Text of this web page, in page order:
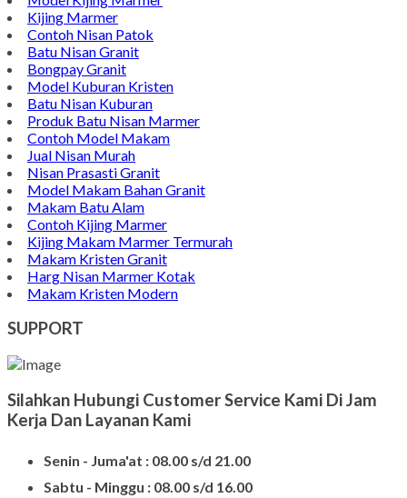
Model Plakat Vandel Unik
Contoh Vandel
Contoh Nisan Batu Kali
Batu Nisan Granit Hitam
Model Batu Nisan
Kijing Makam Marmer
Nisan Marmer
Prasasti Granit
Jual Prasasti Marmer
Nisan Salib
Jual Prasasti Granit
Nisan Batu Salib Murah
Model Kijing Marmer
Kijing Marmer
Contoh Nisan Patok
Batu Nisan Granit
Bongpay Granit
Model Kuburan Kristen
Batu Nisan Kuburan
Produk Batu Nisan Marmer
Jual Nisan Murah
Nisan Prasasti Granit
Model Makam Bahan Granit
Makam Batu Alam
Kijing Makam Marmer Termurah
Harg Nisan Marmer Kotak